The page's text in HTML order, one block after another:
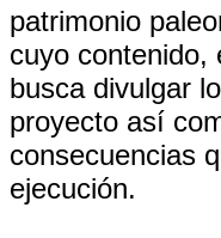
patrimonio
cuyo contenido,
busca divulgar
proyecto así
consecuencias
ejecución.